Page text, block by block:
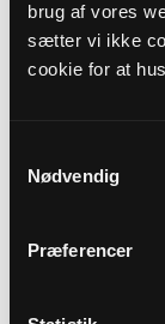
brug af vores
sætter vi ikke
cookie for at
Nødvendig
Præferencer